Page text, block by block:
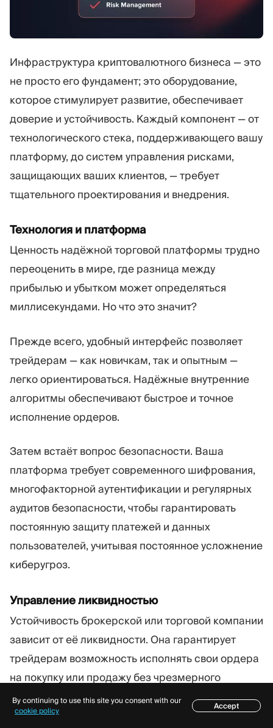
Инфраструктура криптовалютного бизнеса — это
не просто его фундамент; это оборудование,
которое стимулирует развитие, обеспечивает
доверие и устойчивость. Каждый компонент — от
технологического стека, поддерживающего вашу
платформу, до систем управления рисками,
защищающих ваших клиентов, — требует
тщательного проектирования и внедрения.
Технология и платформа
Ценность надёжной торговой платформы трудно
переоценить в мире, где разница между
прибылью и убытком может определяться
миллисекундами. Но что это значит?
Прежде всего, удобный интерфейс позволяет
трейдерам — как новичкам, так и опытным —
легко ориентироваться. Надёжные внутренние
алгоритмы обеспечивают быстрое и точное
исполнение ордеров.
Затем встаёт вопрос безопасности. Ваша
платформа требует современного шифрования,
многофакторной аутентификации и регулярных
аудитов безопасности, чтобы гарантировать
постоянную защиту платежей и данных
пользователей, учитывая постоянное усложнение
киберугроз.
Управление ликвидностью
Устойчивость брокерской или торговой компании
зависит от её ликвидности. Она гарантирует
трейдерам возможность исполнять свои ордера
на покупку или продажу без чрезмерного
проскальзывания цены и задержек. Как это
достигается? Благодаря партнёрству с
Содержание
By continuing to use this site you consent with our
cookie policy
Accept